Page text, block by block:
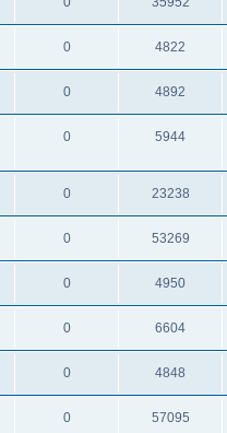
0 4822
0 4892
0 5944
0 23238
0 53269
0 4950
0 6604
0 4848
0 57095